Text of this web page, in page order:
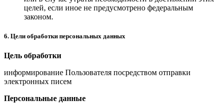
целей, если иное не предусмотрено федеральным
законом.
6. Цели обработки персональных данных
Цель обработки
информирование Пользователя посредством отправки
электронных писем
Персональные данные